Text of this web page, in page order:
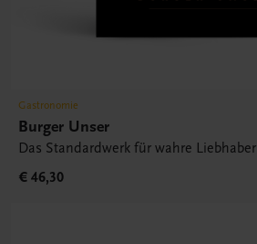
Gastronomie
Burger Unser
Das Standardwerk für wahre Liebhaber
€ 46,30